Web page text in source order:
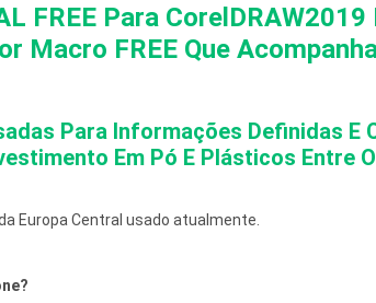
FREE Para CorelDRAW2019
Macro FREE Que
Para Informações Definidas E
Em Pó E Plásticos Entre
Europa Central usado atualmente.